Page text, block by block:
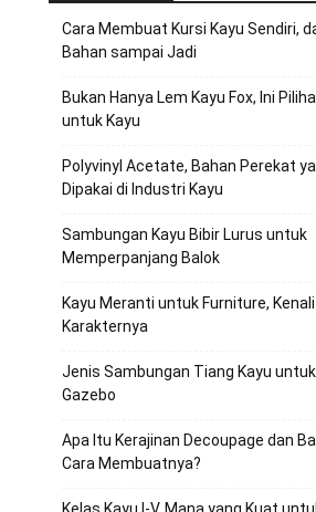
Cara Membuat Kursi Kayu Sendiri,
Bahan sampai Jadi
Bukan Hanya Lem Kayu Fox, Ini
untuk Kayu
Polyvinyl Acetate, Bahan Perekat
Dipakai di Industri Kayu
Sambungan Kayu Bibir Lurus untuk
Memperpanjang Balok
Kayu Meranti untuk Furniture,
Karakternya
Jenis Sambungan Tiang Kayu
Gazebo
Apa Itu Kerajinan Decoupage dan
Cara Membuatnya?